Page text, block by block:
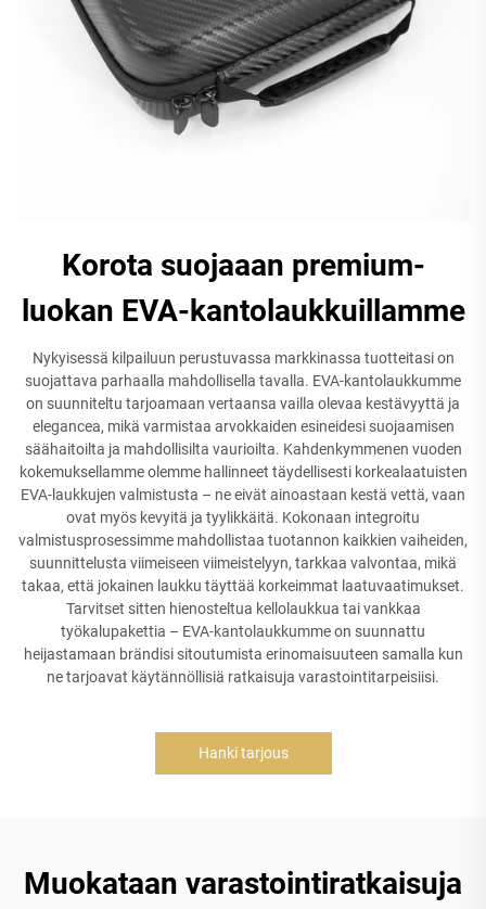
Korota suojaaan premium-
luokan EVA-kantolaukkuillamme
Nykyisessä kilpailuun perustuvassa markkinassa tuotteitasi on
suojattava parhaalla mahdollisella tavalla. EVA-kantolaukkumme
on suunniteltu tarjoamaan vertaansa vailla olevaa kestävyyttä ja
elegancea, mikä varmistaa arvokkaiden esineidesi suojaamisen
säähaitoilta ja mahdollisilta vaurioilta. Kahdenkymmenen vuoden
kokemuksellamme olemme hallinneet täydellisesti korkealaatuisten
EVA-laukkujen valmistusta – ne eivät ainoastaan kestä vettä, vaan
ovat myös kevyitä ja tyylikkäitä. Kokonaan integroitu
valmistusprosessimme mahdollistaa tuotannon kaikkien vaiheiden,
suunnittelusta viimeiseen viimeistelyyn, tarkkaa valvontaa, mikä
takaa, että jokainen laukku täyttää korkeimmat laatuvaatimukset.
Tarvitset sitten hienosteltua kellolaukkua tai vankkaa
työkalupakettia – EVA-kantolaukkumme on suunnattu
heijastamaan brändisi sitoutumista erinomaisuuteen samalla kun
ne tarjoavat käytännöllisiä ratkaisuja varastointitarpeisiisi.
Hanki tarjous
Muokataan varastointiratkaisuja